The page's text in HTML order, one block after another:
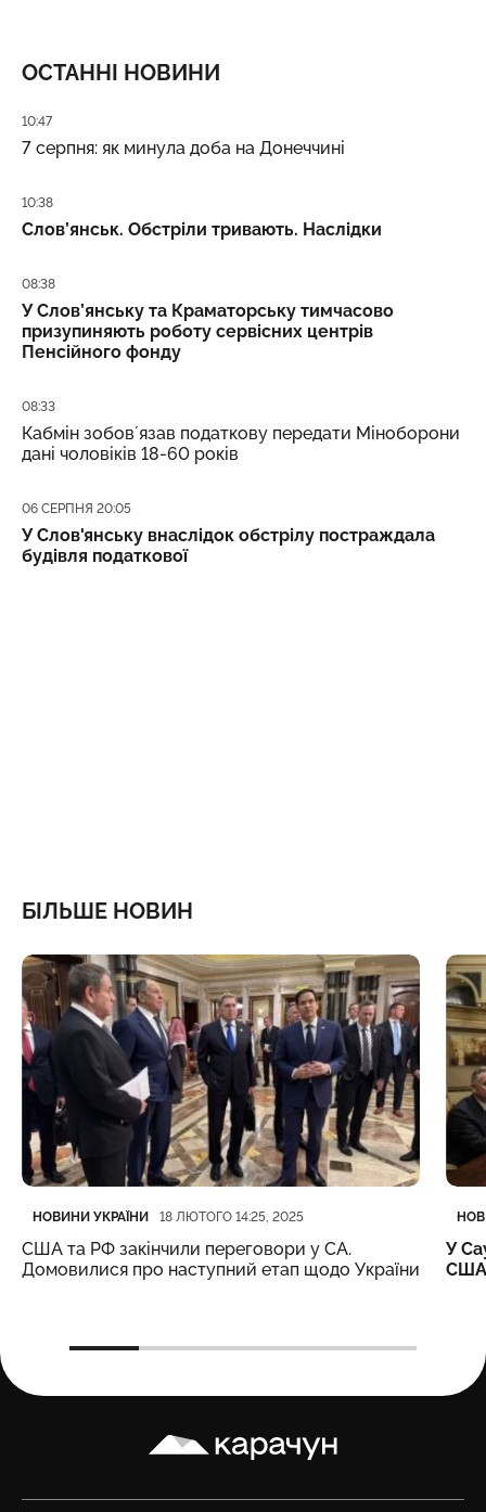
ОСТАННІ НОВИНИ
Дата публікації
10:47
7 серпня: як минула доба на Донеччині
Дата публікації
10:38
Слов’янськ. Обстріли тривають. Наслідки
Дата публікації
08:38
У Слов’янську та Краматорську тимчасово
призупиняють роботу сервісних центрів
Пенсійного фонду
Дата публікації
08:33
Кабмін зобовʼязав податкову передати Міноборони
дані чоловіків 18-60 років
Дата публікації
06 СЕРПНЯ 20:05
У Слов'янську внаслідок обстрілу постраждала
будівля податкової
БІЛЬШЕ НОВИН
Категорія
НОВИНИ УКРАЇНИ
Дата публікації 18 ЛЮТОГО 14:25, 2025
США та РФ закінчили переговори у СА.
Домовилися про наступний етап щодо України
У
США
Карачун